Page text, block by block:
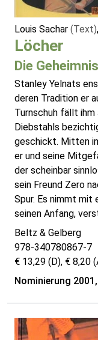
Louis Sachar (Text)
Löcher
Die
Stanley Yelnats
deren Tradition er
Turnschuh fällt
Diebstahls
geschickt. Mitten
er und seine
der scheinbar
sein Freund Zero
Spur. Es nimmt mit
seinen Anfang,
Beltz & Gelberg
978-340780867-7
€ 13,29 (D), € 8,20
Nominierung